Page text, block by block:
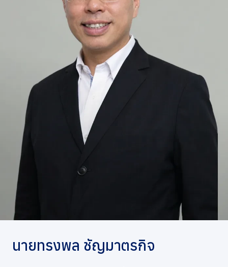
นักลงทุนสัมพันธ์
การพัฒนาอย่างยั่งยืน
การกำกับดูแลกิจการที่ดี
ข่าวสารและกิจกรรม
ร่วมงานกับเรา
ติดต่อเรา
นายทรงพล ชัญมาตรกิจ